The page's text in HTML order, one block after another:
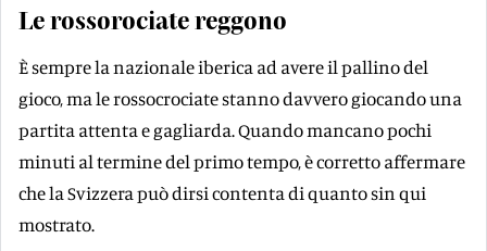
Le rossorociate reggono
È sempre la nazionale iberica ad avere il pallino del
gioco, ma le rossocrociate stanno davvero giocando una
partita attenta e gagliarda. Quando mancano pochi
minuti al termine del primo tempo, è corretto affermare
che la Svizzera può dirsi contenta di quanto sin qui
mostrato.